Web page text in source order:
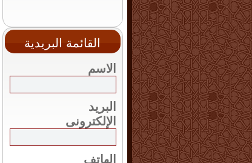
القائمة البريدية
الاسم
البريد
الإلكترونى
الهاتف